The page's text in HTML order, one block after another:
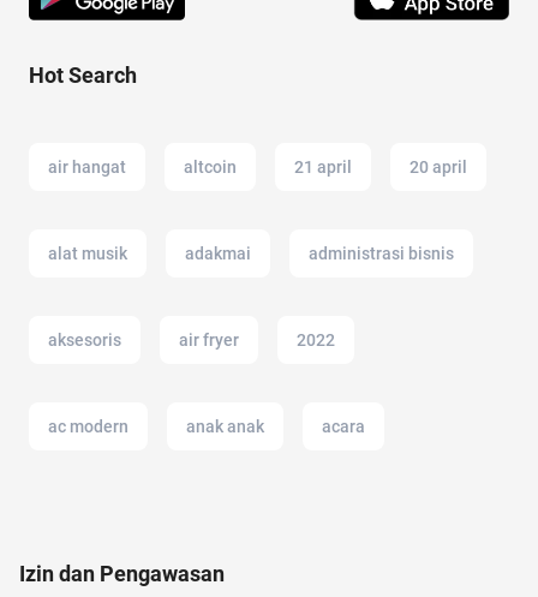
Hot Search
air hangat altcoin 21 april 20 april
alat musik adakmai administrasi bisnis
aksesoris air fryer 2022
ac modern anak anak acara
Izin dan Pengawasan